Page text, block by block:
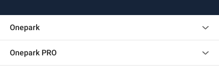
Onepark
Onepark PRO